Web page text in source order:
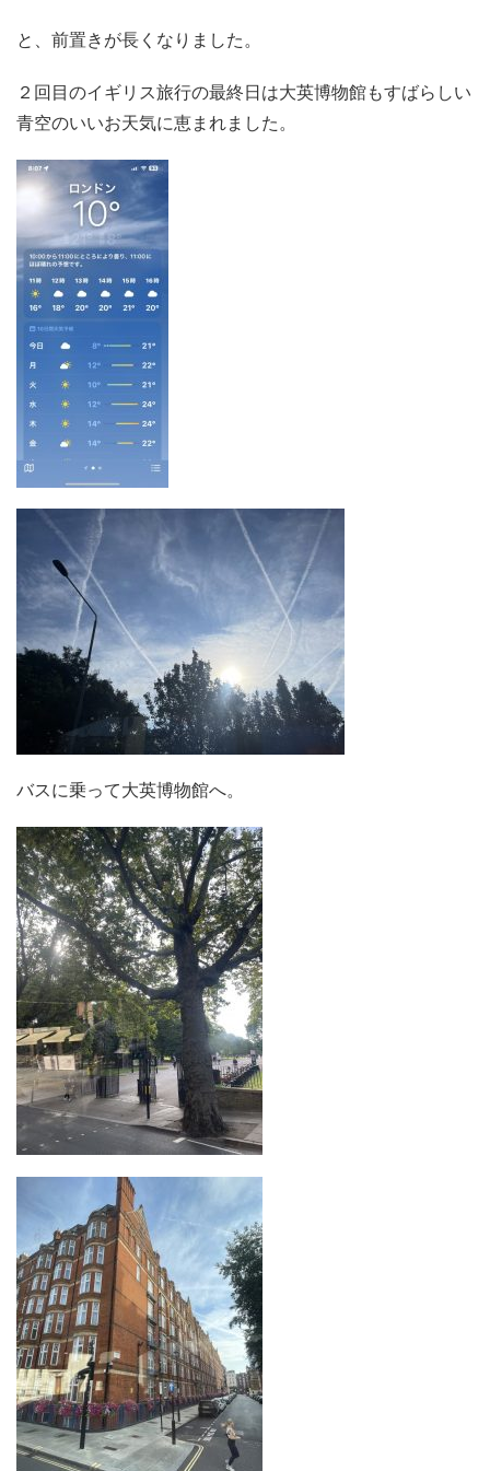
と、前置きが長くなりました。
２回目のイギリス旅行の最終日は大英博物館もすばらしい
青空のいいお天気に恵まれました。
バスに乗って大英博物館へ。